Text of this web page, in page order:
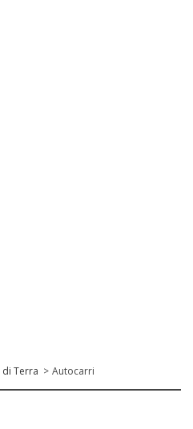
di Terra > Autocarri